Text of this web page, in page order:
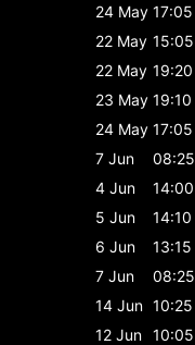
24 May 17:05
22 May 15:05
22 May 19:20
23 May 19:10
24 May 17:05
7 Jun
08:25
4 Jun
14:00
5 Jun
14:10
6 Jun
13:15
7 Jun
08:25
14 Jun 10:25
12 Jun 10:05